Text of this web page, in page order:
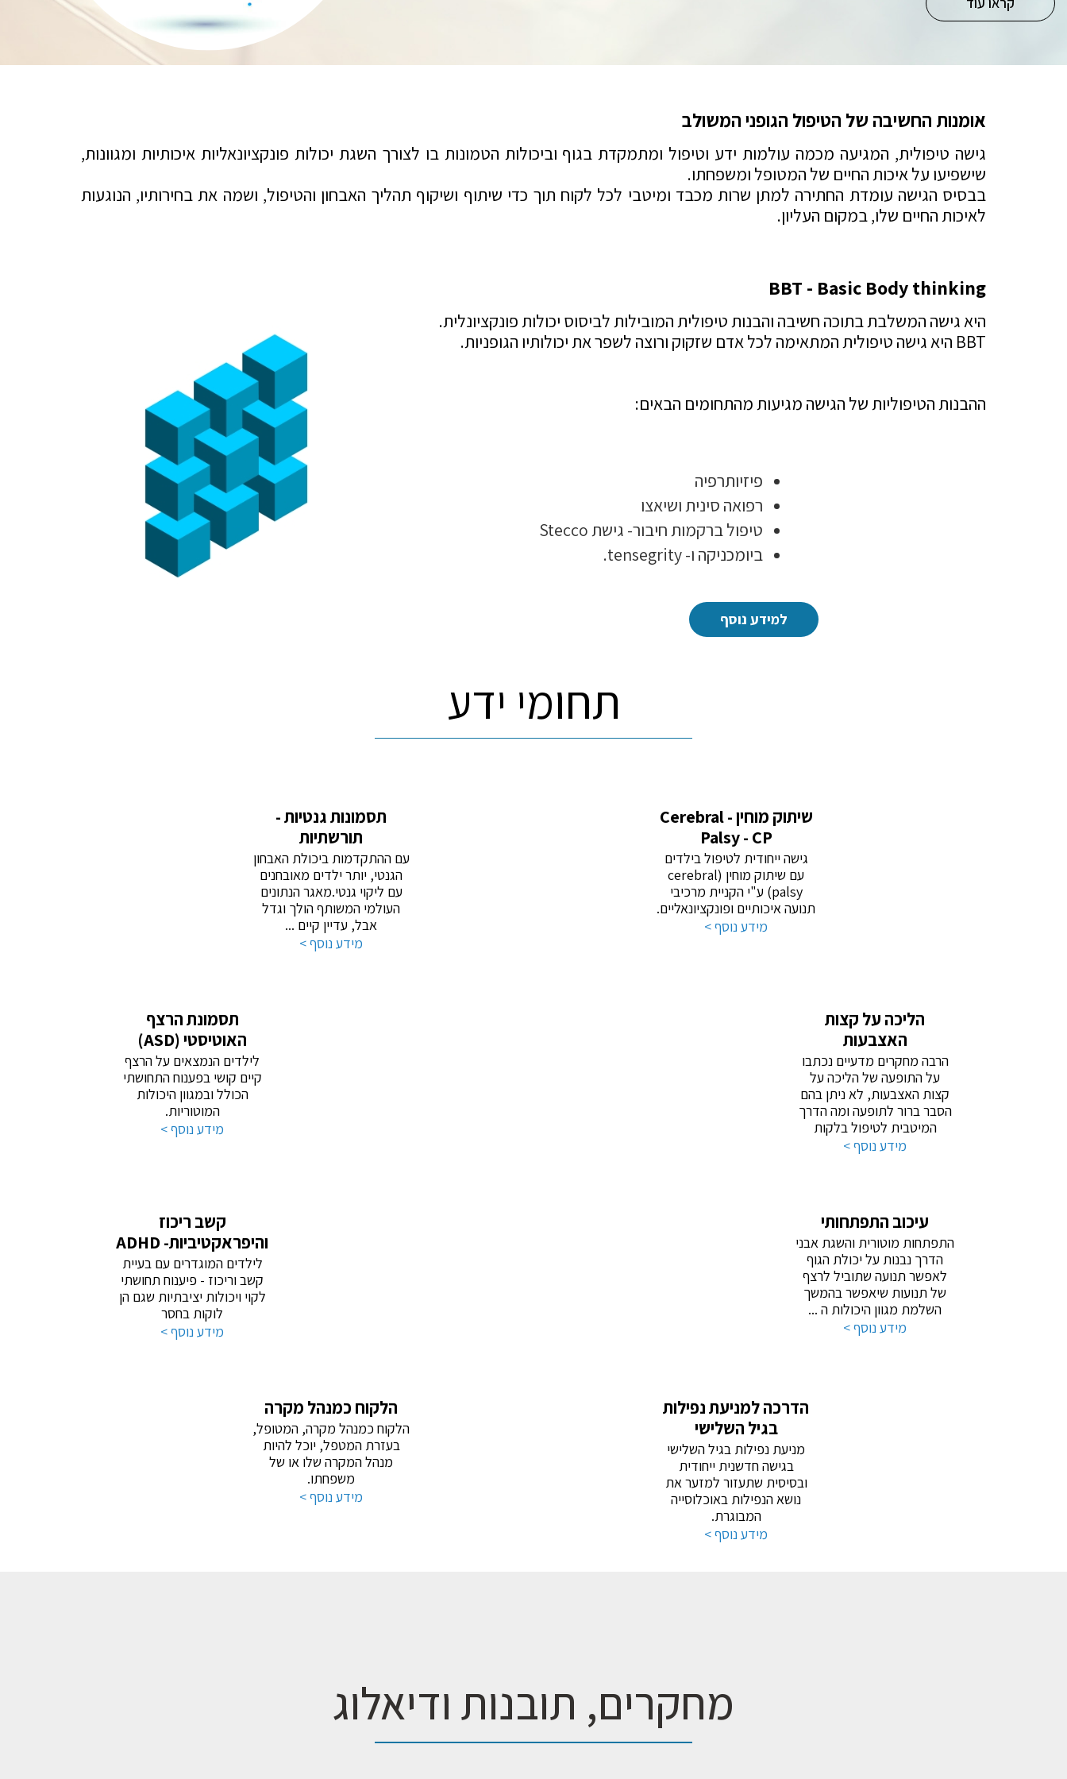
קראו עוד
אומנות החשיבה של הטיפול הגופני המשולב
גישה טיפולית, המגיעה מכמה עולמות ידע וטיפול ומתמקדת בגוף וביכולות הטמונות בו לצורך השגת יכולות פונקציונאליות איכותיות ומגוונות,
שישפיעו על איכות החיים של המטופל ומשפחתו.
בבסיס הגישה עומדת החתירה למתן שרות מכבד ומיטבי לכל לקוח תוך כדי שיתוף ושיקוף תהליך האבחון והטיפול, ושמה את בחירותיו, הנוגעות
לאיכות החיים שלו, במקום העליון.
BBT - Basic Body thinking
היא גישה המשלבת בתוכה חשיבה והבנות טיפולית המובילות לביסוס יכולות פונקציונלית.
BBT היא גישה טיפולית המתאימה לכל אדם שזקוק ורוצה לשפר את יכולותיו הגופניות.
ההבנות הטיפוליות של הגישה מגיעות מהתחומים הבאים:
פיזיותרפיה
רפואה סינית ושיאצו
טיפול ברקמות חיבור- גישת Stecco
ביומכניקה ו- tensegrity.
למידע נוסף
תחומי ידע
שיתוק מוחין - Cerebral
Palsy - CP
גישה ייחודית לטיפול בילדים
עם שיתוק מוחין (cerebral
palsy) ע"י הקניית מרכיבי
תנועה איכותיים ופונקציונאליים.
מידע נוסף >
תסמונות גנטיות -
תורשתיות
עם ההתקדמות ביכולת האבחון
הגנטי, יותר ילדים מאובחנים
עם ליקוי גנטי.מאגר הנתונים
העולמי המשותף הולך וגדל
אבל, עדיין קיים ...
מידע נוסף >
הליכה על קצות
האצבעות
הרבה מחקרים מדעיים נכתבו
על התופעה של הליכה על
קצות האצבעות, לא ניתן בהם
הסבר ברור לתופעה ומה הדרך
המיטבית לטיפול בלקות
מידע נוסף >
תסמונת הרצף
האוטיסטי (ASD)
לילדים הנמצאים על הרצף
קיים קושי בפענוח התחושתי
הכולל ובמגוון היכולות
המוטוריות.
מידע נוסף >
עיכוב התפתחותי
התפתחות מוטורית והשגת אבני
הדרך נבנות על יכולת הגוף
לאפשר תנועה שתוביל לרצף
של תנועות שיאפשר בהמשך
השלמת מגוון היכולות ה ...
מידע נוסף >
קשב ריכוז
והיפראקטיביות- ADHD
לילדים המוגדרים עם בעיית
קשב וריכוז - פיענוח תחושתי
לקוי ויכולות יציבתיות שגם הן
לוקות בחסר
מידע נוסף >
הדרכה למניעת נפילות
בגיל השלישי
מניעת נפילות בגיל השלישי
בגישה חדשנית ייחודית
ובסיסית שתעזור למזער את
נושא הנפילות באוכלוסייה
המבוגרת.
מידע נוסף >
הלקוח כמנהל מקרה
הלקוח כמנהל מקרה, המטופל,
בעזרת המטפל, יוכל להיות
מנהל המקרה שלו או של
משפחתו.
מידע נוסף >
מחקרים, תובנות ודיאלוג